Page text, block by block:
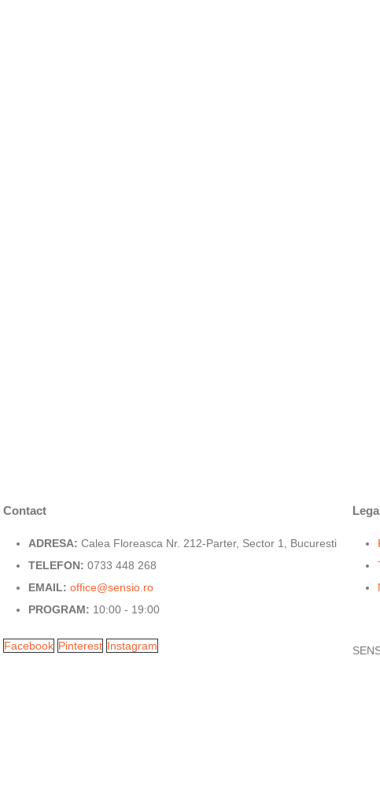
Contact
ADRESA: Calea Floreasca Nr. 212-Parter, Sector 1, Bucuresti
TELEFON: 0733 448 268
EMAIL: office@sensio.ro
PROGRAM: 10:00 - 19:00
Facebook Pinterest Instagram